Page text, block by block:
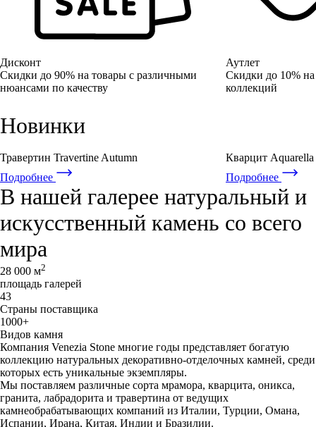
Дисконт
Скидки до 90% на товары с различными
нюансами по качеству
Аутлет
Скидки до 10%
коллекций
Новинки
Травертин Travertine Autumn
Подробнее
Кварцит
Подробнее
В нашей галерее натуральный и
искусственный камень со всего
мира
28 000 м2
площадь галерей
43
Страны поставщика
1000+
Видов камня
Компания Venezia Stone многие годы представляет богатую
коллекцию натуральных декоративно-отделочных камней, среди
которых есть уникальные экземпляры.
Мы поставляем различные сорта мрамора, кварцита, оникса,
гранита, лабрадорита и травертина от ведущих
камнеобрабатывающих компаний из Италии, Турции, Омана,
Испании, Ирана, Китая, Индии и Бразилии.